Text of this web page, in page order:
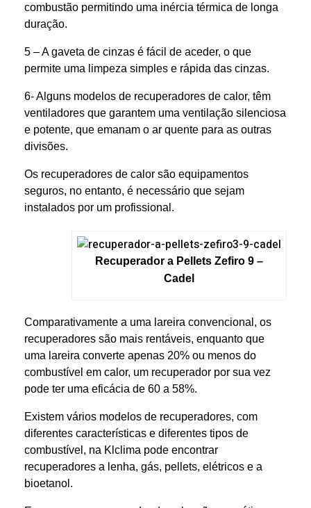
combustão permitindo uma inércia térmica de longa
duração.
5 – A gaveta de cinzas é fácil de aceder, o que
permite uma limpeza simples e rápida das cinzas.
6- Alguns modelos de recuperadores de calor, têm
ventiladores que garantem uma ventilação silenciosa
e potente, que emanam o ar quente para as outras
divisões.
Os recuperadores de calor são equipamentos
seguros, no entanto, é necessário que sejam
instalados por um profissional.
Recuperador a Pellets Zefiro 9 –
Cadel
Comparativamente a uma lareira convencional, os
recuperadores são mais rentáveis, enquanto que
uma lareira converte apenas 20% ou menos do
combustível em calor, um recuperador por sua vez
pode ter uma eficácia de 60 a 58%.
Existem vários modelos de recuperadores, com
diferentes características e diferentes tipos de
combustível, na Klclima pode encontrar
recuperadores a lenha, gás, pellets, elétricos e a
bioetanol.